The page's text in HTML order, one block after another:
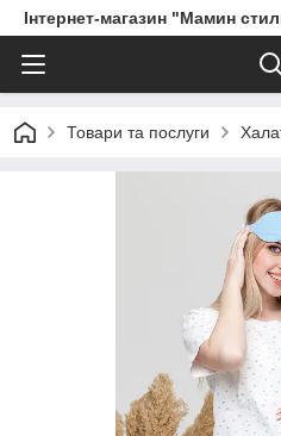
Інтернет-магазин "Мамин
Товари та послуги